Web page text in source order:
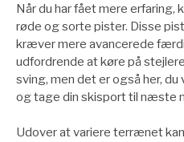
Når du har fået mere erfaring,
røde og sorte pister. Disse
kræver mere avancerede
udfordrende at køre på
sving, men det er også her,
og tage din skisport til næste
Udover at variere terrænet